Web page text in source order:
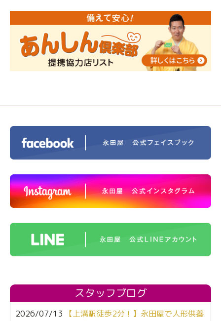
人形供養 寄付のご報告
2023/12/16終活なるほど教室＠小さな家族葬ハウ
ス®上鶴間 エンディングノートを書いてみよう！
2023/11/29 永田屋創業110周年記念式典 レンブラ
ントホテル東京町田
スタッフブログ
2026/07/13 【上溝駅徒歩2分！】永田屋で人形供養